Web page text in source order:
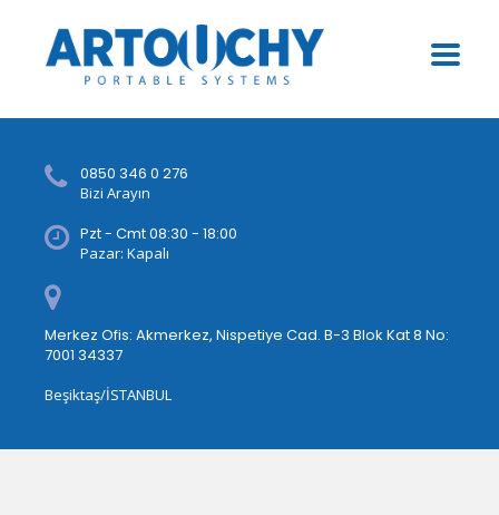
0850 346 0 276
Bizi Arayın
Pzt - Cmt 08:30 - 18:00
Pazar: Kapalı
Merkez Ofis: Akmerkez, Nispetiye Cad. B-3 Blok Kat 8 No:
7001 34337
Beşiktaş/İSTANBUL